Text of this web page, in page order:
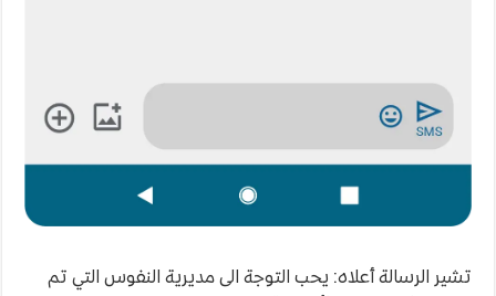
تشير الرسالة أعلاه: يحب التوجة الى مديرية النفوس التي تم